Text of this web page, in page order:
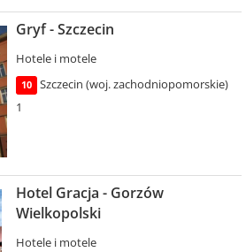
Gryf - Szczecin
Hotele i motele
10
Szczecin (woj. zachodniopomorskie)
1
Hotel Gracja - Gorzów
Wielkopolski
Hotele i motele